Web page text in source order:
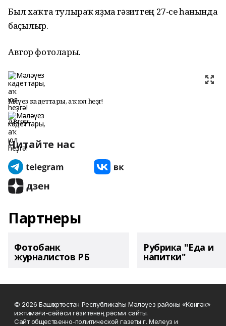
Был хаҡта тулыраҡ яҙма гәзиттең 27-се һанында
баҫылыр.
Автор фотолары.
Мәләүез кадеттары, аҡ юл һеҙгә!
Автор:
Читайте нас
Партнеры
Фотобанк
журналистов РБ
Рубрика "Еда и
напитки"
© 2026 Башҡортостан Республикаһы Мәләүез районы «Көнгәк»
ижтимағи-сәйәси гәзитенең рәсми сайты.
Сайт общественно-политической газеты г. Мелеуз и